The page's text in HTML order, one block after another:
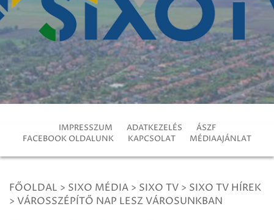
IMPRESSZUM ADATKEZELÉS
ÁSZF
FACEBOOK OLDALUNK
KAPCSOLAT MÉDIAAJÁNLAT
FŐOLDAL > SIXO MÉDIA > SIXO TV > SIXO TV HÍREK
> VÁROSSZÉPÍTŐ NAP LESZ VÁROSUNKBAN